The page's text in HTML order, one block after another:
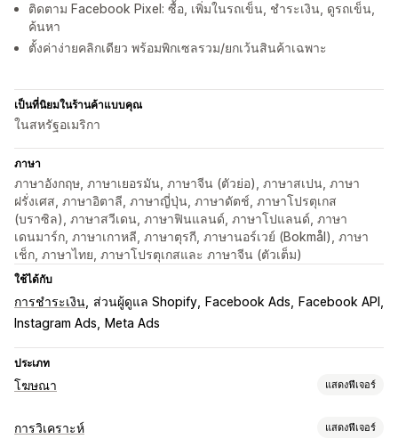
ติดตาม Facebook Pixel: ซื้อ, เพิ่มในรถเข็น, ชำระเงิน, ดูรถเข็น,
ค้นหา
ตั้งค่าง่ายคลิกเดียว พร้อมพิกเซลรวม/ยกเว้นสินค้าเฉพาะ
เป็นที่นิยมในร้านค้าแบบคุณ
ในสหรัฐอเมริกา
ภาษา
ภาษาอังกฤษ, ภาษาเยอรมัน, ภาษาจีน (ตัวย่อ), ภาษาสเปน, ภาษา
ฝรั่งเศส, ภาษาอิตาลี, ภาษาญี่ปุ่น, ภาษาดัตช์, ภาษาโปรตุเกส
(บราซิล), ภาษาสวีเดน, ภาษาฟินแลนด์, ภาษาโปแลนด์, ภาษา
เดนมาร์ก, ภาษาเกาหลี, ภาษาตุรกี, ภาษานอร์เวย์ (Bokmål), ภาษา
เช็ก, ภาษาไทย, ภาษาโปรตุเกสและ ภาษาจีน (ตัวเต็ม)
ใช้ได้กับ
การชำระเงิน ส่วนผู้ดูแล Shopify Facebook Ads
Facebook API
Instagram Ads
Meta Ads
ประเภท
โฆษณา แสดงฟีเจอร์
การกำหนดเป้าหมาย
การวิเคราะห์ แสดงฟีเจอร์